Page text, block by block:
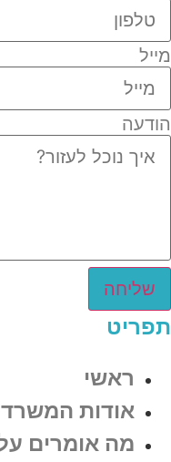
מייל
הודעה
שליחה
תפריט
ראשי
אודות המשרד
מה אומרים